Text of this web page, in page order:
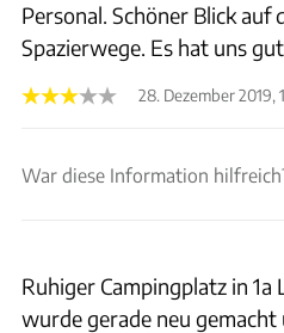
Personal. Schöner Blick auf
Spazierwege. Es hat uns
28. Dezember 2019,
War diese Information
Ruhiger Campingplatz in 1a
wurde gerade neu gemacht